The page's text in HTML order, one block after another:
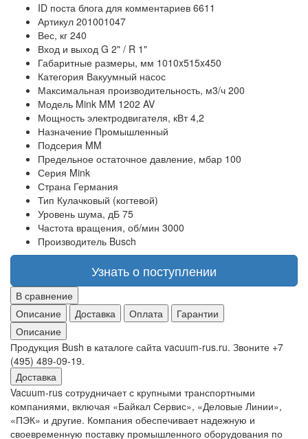
ID поста блога для комментариев 6611
Артикул 201001047
Вес, кг 240
Вход и выход G 2" / R 1"
Габаритные размеры, мм 1010x515x450
Категория Вакуумный насос
Максимальная производительность, м3/ч 200
Модель Mink MM 1202 AV
Мощность электродвигателя, кВт 4,2
Назначение Промышленный
Подсерия MM
Предельное остаточное давление, мбар 100
Серия Mink
Страна Германия
Тип Кулачковый (когтевой)
Уровень шума, дБ 75
Частота вращения, об/мин 3000
Производитель Busch
Узнать о поступлении
В сравнение
Описание
Доставка Оплата
Гарантии
Описание
Продукция Bush в каталоге сайта vacuum-rus.ru. Звоните +7
(495) 489-09-19.
Доставка
Vacuum-rus сотрудничает с крупными транспортными
компаниями, включая «Байкал Сервис», «Деловые Линии»,
«ПЭК» и другие. Компания обеспечивает надежную и
своевременную поставку промышленного оборудования по